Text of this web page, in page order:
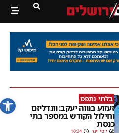
פתח בלתי נתפס
זעזוע בנווה יעקב: וונדליזם
וחילול הקודש במספר בתי
כנסת
יוסי וינר 10:24